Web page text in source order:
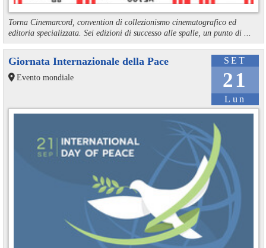
Torna Cinemarcord, convention di collezionismo cinematografico ed
editoria specializzata. Sei edizioni di successo alle spalle, un punto di ...
SET
21
Lun
Giornata Internazionale della Pace
Evento mondiale